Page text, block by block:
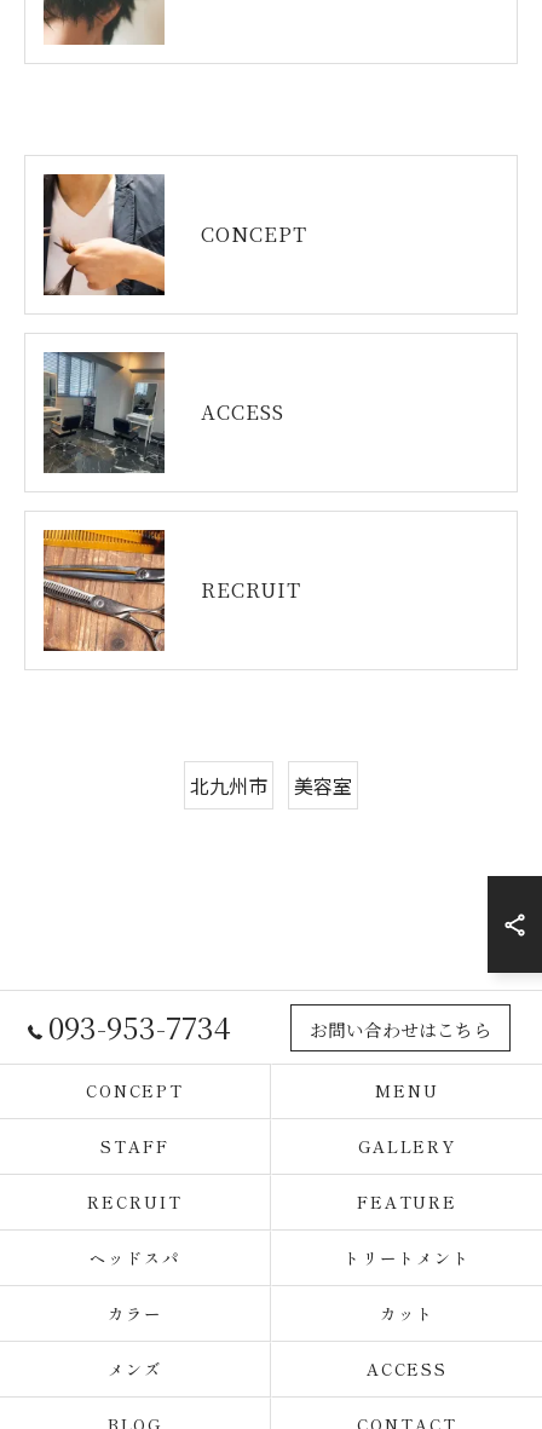
CONCEPT
ACCESS
RECRUIT
北九州市 美容室
093-953-7734 お問い合わせはこちら
CONCEPT MENU
STAFF GALLERY
RECRUIT FEATURE
ヘッドスパ トリートメント
カラー カット
メンズ ACCESS